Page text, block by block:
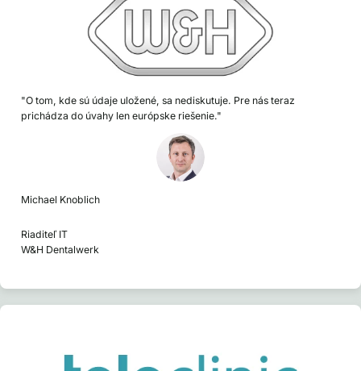
"O tom, kde sú údaje uložené, sa nediskutuje. Pre nás teraz
prichádza do úvahy len európske riešenie."
Michael Knoblich
Riaditeľ IT
W&H Dentalwerk